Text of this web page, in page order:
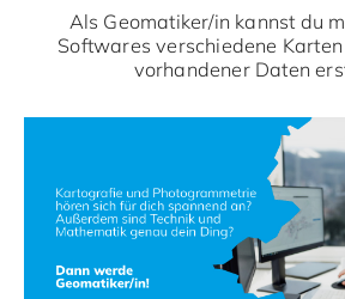
Als Geomatiker/in kannst du
Softwares verschiedene
vorhandener Daten